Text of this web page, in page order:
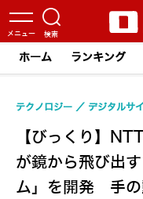
ホーム ランキング
【びっくり】
が鏡から飛び出
ム」を開発 手の
テクノロジー デジタルサ